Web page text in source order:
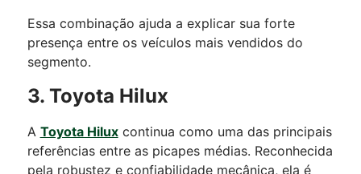
Essa combinação ajuda a explicar sua forte
presença entre os veículos mais vendidos do
segmento.
3. Toyota Hilux
A Toyota Hiluxcontinua como uma das principais
referências entre as picapes médias. Reconhecida
pela robustez e confiabilidade mecânica, ela é